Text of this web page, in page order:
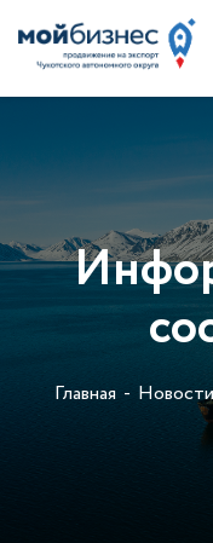
Главная Новости